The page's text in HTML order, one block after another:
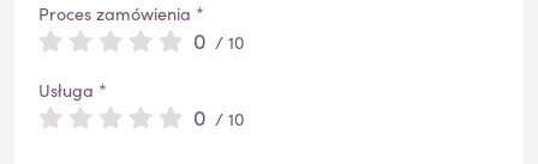
Proces zamówienia *
0 / 10
Usługa *
0 / 10